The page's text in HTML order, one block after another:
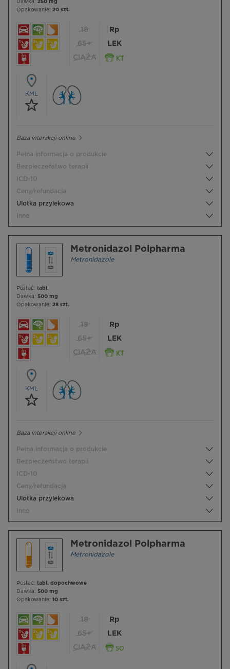
Dawka: 250 mg
Opakowanie: 20 szt.
18
65+
CIĄŻA
Rp
LEK
KML
Baza interakcji online
Pełna informacja o produkcie
Bezpieczeństwo terapii
ICD-10
Ceny/refundacja
Ulotka przylekowa
Inne
Metronidazol Polpharma
Metronidazole
Postać: tabl.
Dawka: 500 mg
Opakowanie: 28 szt.
18
65+
CIĄŻA
Rp
LEK
KML
Baza interakcji online
Pełna informacja o produkcie
Bezpieczeństwo terapii
ICD-10
Ceny/refundacja
Ulotka przylekowa
Inne
Metronidazol Polpharma
Metronidazole
Postać: tabl. dopochwowe
Dawka: 500 mg
Opakowanie: 10 szt.
18
65+
CIĄŻA
Rp
LEK